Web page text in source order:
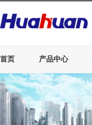
首页 产品中心